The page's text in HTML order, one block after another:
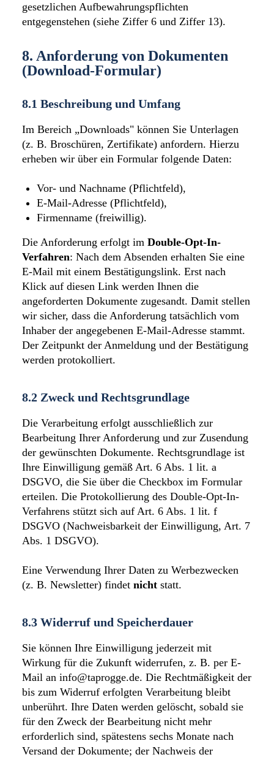
gesetzlichen Aufbewahrungspflichten
entgegenstehen (siehe Ziffer 6 und Ziffer 13).
8. Anforderung von Dokumenten
(Download-Formular)
8.1 Beschreibung und Umfang
Im Bereich „Downloads" können Sie Unterlagen
(z. B. Broschüren, Zertifikate) anfordern. Hierzu
erheben wir über ein Formular folgende Daten:
Vor- und Nachname (Pflichtfeld),
E-Mail-Adresse (Pflichtfeld),
Firmenname (freiwillig).
Die Anforderung erfolgt im Double-Opt-In-
Verfahren: Nach dem Absenden erhalten Sie eine
E-Mail mit einem Bestätigungslink. Erst nach
Klick auf diesen Link werden Ihnen die
angeforderten Dokumente zugesandt. Damit stellen
wir sicher, dass die Anforderung tatsächlich vom
Inhaber der angegebenen E-Mail-Adresse stammt.
Der Zeitpunkt der Anmeldung und der Bestätigung
werden protokolliert.
8.2 Zweck und Rechtsgrundlage
Die Verarbeitung erfolgt ausschließlich zur
Bearbeitung Ihrer Anforderung und zur Zusendung
der gewünschten Dokumente. Rechtsgrundlage ist
Ihre Einwilligung gemäß Art. 6 Abs. 1 lit. a
DSGVO, die Sie über die Checkbox im Formular
erteilen. Die Protokollierung des Double-Opt-In-
Verfahrens stützt sich auf Art. 6 Abs. 1 lit. f
DSGVO (Nachweisbarkeit der Einwilligung, Art. 7
Abs. 1 DSGVO).
Eine Verwendung Ihrer Daten zu Werbezwecken
(z. B. Newsletter) findet nicht statt.
8.3 Widerruf und Speicherdauer
Sie können Ihre Einwilligung jederzeit mit
Wirkung für die Zukunft widerrufen, z. B. per E-
Mail an info@taprogge.de. Die Rechtmäßigkeit der
bis zum Widerruf erfolgten Verarbeitung bleibt
unberührt. Ihre Daten werden gelöscht, sobald sie
für den Zweck der Bearbeitung nicht mehr
erforderlich sind, spätestens sechs Monate nach
Versand der Dokumente; der Nachweis der